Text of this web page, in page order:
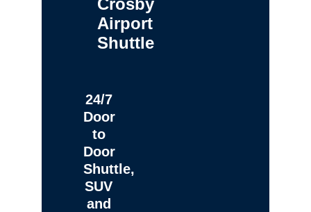
Airport
Shuttle
24/7
Door
to
Door
Shuttle,
SUV
and